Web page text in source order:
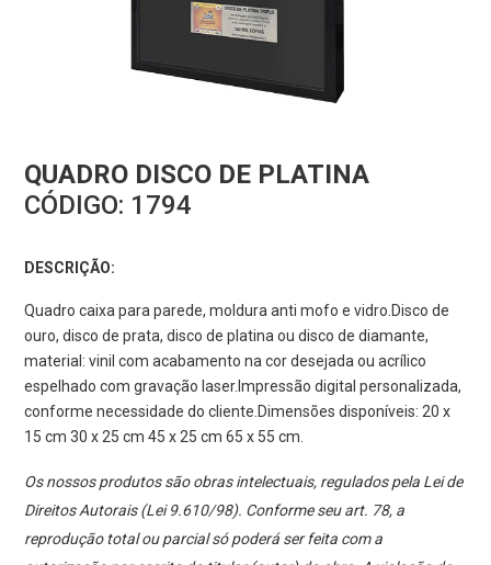
QUADRO DISCO DE PLATINA
CÓDIGO: 1794
DESCRIÇÃO:
Quadro caixa para parede, moldura anti mofo e vidro.Disco de
ouro, disco de prata, disco de platina ou disco de diamante,
material: vinil com acabamento na cor desejada ou acrílico
espelhado com gravação laser.Impressão digital personalizada,
conforme necessidade do cliente.Dimensões disponíveis: 20 x
15 cm 30 x 25 cm 45 x 25 cm 65 x 55 cm.
Os nossos produtos são obras intelectuais, regulados pela Lei de
Direitos Autorais (Lei 9.610/98). Conforme seu art. 78, a
reprodução total ou parcial só poderá ser feita com a